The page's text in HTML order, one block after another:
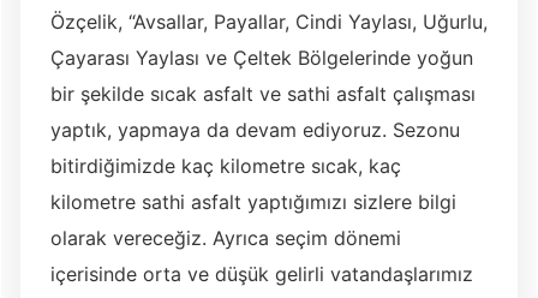
Özçelik, “Avsallar, Payallar, Cindi Yaylası, Uğurlu,
Çayarası Yaylası ve Çeltek Bölgelerinde yoğun
bir şekilde sıcak asfalt ve sathi asfalt çalışması
yaptık, yapmaya da devam ediyoruz. Sezonu
bitirdiğimizde kaç kilometre sıcak, kaç
kilometre sathi asfalt yaptığımızı sizlere bilgi
olarak vereceğiz. Ayrıca seçim dönemi
içerisinde orta ve düşük gelirli vatandaşlarımız